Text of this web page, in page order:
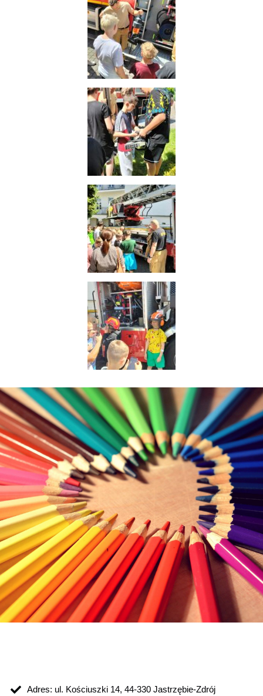
Adres: ul. Kościuszki 14, 44-330 Jastrzębie-Zdrój